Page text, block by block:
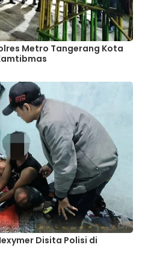
Metro Tangerang Kota
Disita Polisi di